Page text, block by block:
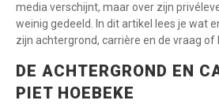
media verschijnt, maar over zijn
weinig gedeeld. In dit artikel lees je wat
zijn achtergrond, carrière en de vraag of
DE ACHTERGROND EN
PIET HOEBEKE